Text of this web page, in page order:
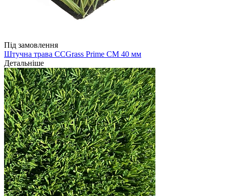
Під замовлення
Штучна трава CCGrass Prime CM 40 мм
Детальніше